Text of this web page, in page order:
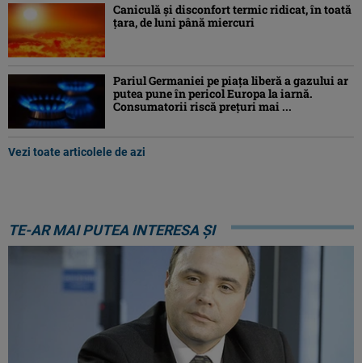
Caniculă şi disconfort termic ridicat, în toată
ţara, de luni până miercuri
Pariul Germaniei pe piaţa liberă a gazului ar
putea pune în pericol Europa la iarnă.
Consumatorii riscă preţuri mai ...
Vezi toate articolele de azi
TE-AR MAI PUTEA INTERESA ȘI